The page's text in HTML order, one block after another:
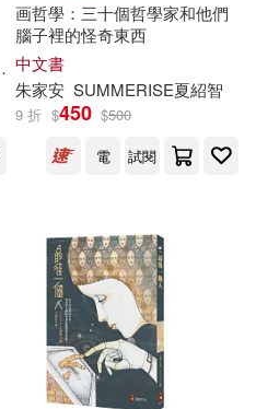
司(1)
林廷諭
画哲學：三十個哲學家和他們
腦子裡的怪奇東西
中文書
朱家安 SUMMERISE夏紹智
9 折 $450 $500
電
試閱